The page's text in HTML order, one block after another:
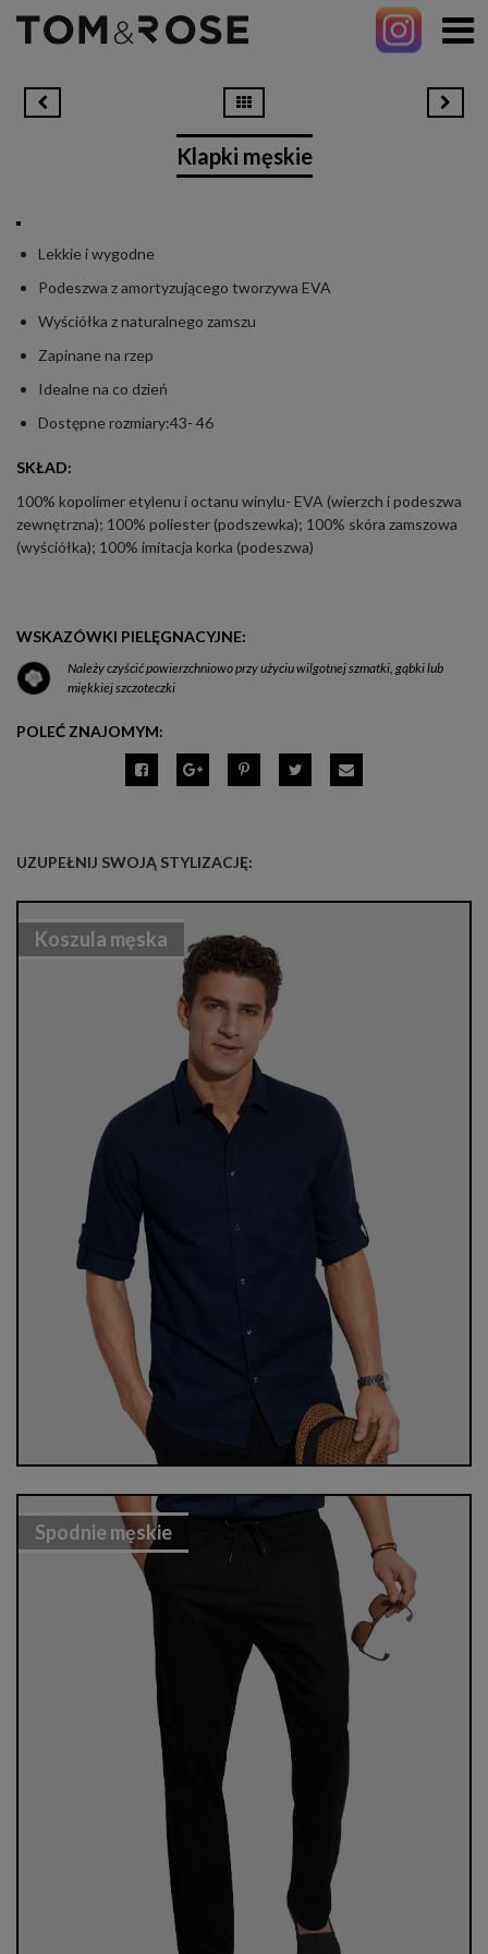
Klapki męskie
Lekkie i wygodne
Podeszwa z amortyzującego tworzywa EVA
Wyściółka z naturalnego zamszu
Zapinane na rzep
Idealne na co dzień
Dostępne rozmiary:43- 46
SKŁAD:
100% kopolimer etylenu i octanu winylu- EVA (wierzch i podeszwa
zewnętrzna); 100% poliester (podszewka); 100% skóra zamszowa
(wyściółka); 100% imitacja korka (podeszwa)
WSKAZÓWKI PIELĘGNACYJNE:
Należy czyścić powierzchniowo przy użyciu wilgotnej szmatki, gąbki lub
miękkiej szczoteczki
POLEĆ ZNAJOMYM:
UZUPEŁNIJ SWOJĄ STYLIZACJĘ:
Koszula męska
Spodnie męskie